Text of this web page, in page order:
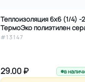
Теплоизоляция 6х6 (1/4) -
ТермоЭко полиэтилен
#13147
29.00 ₽ в